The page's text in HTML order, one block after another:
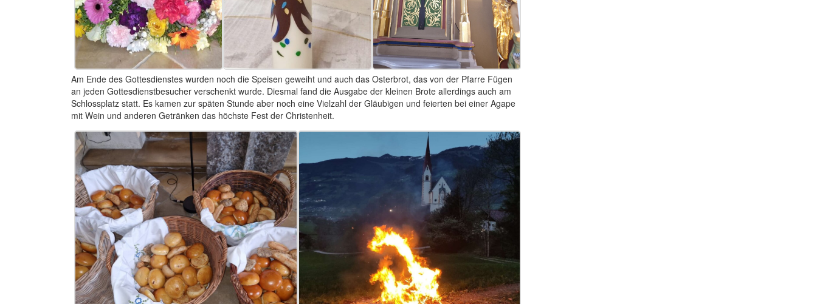
Am Ende des Gottesdienstes wurden noch die Speisen geweiht und auch das Osterbrot, das von der Pfarre Fügen
an jeden Gottesdienstbesucher verschenkt wurde. Diesmal fand die Ausgabe der kleinen Brote allerdings auch am
Schlossplatz statt. Es kamen zur späten Stunde aber noch eine Vielzahl der Gläubigen und feierten bei einer Agape
mit Wein und anderen Getränken das höchste Fest der Christenheit.